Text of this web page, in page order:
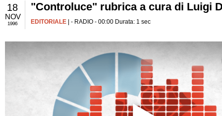
18
NOV
1996
"Controluce" rubrica a cura di Luigi
EDITORIALE | - RADIO - 00:00 Durata: 1 sec